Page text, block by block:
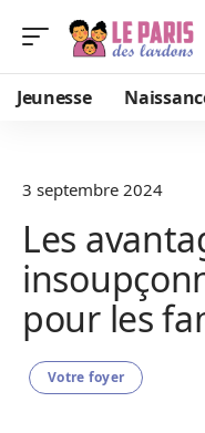
Jeunesse
3 septembre 2024
Les
pour les
Votre foyer